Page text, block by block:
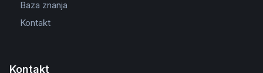
Baza znanja
Kontakt
Kontakt